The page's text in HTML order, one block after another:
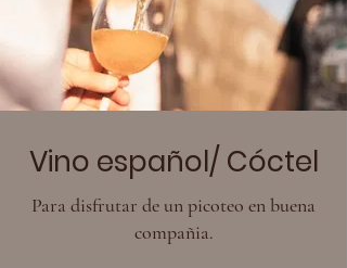
Vino español/ Cóctel
Para disfrutar de un picoteo en buena
compañia.